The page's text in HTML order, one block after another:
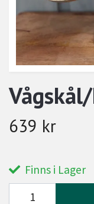
639 kr
Finns i Lager